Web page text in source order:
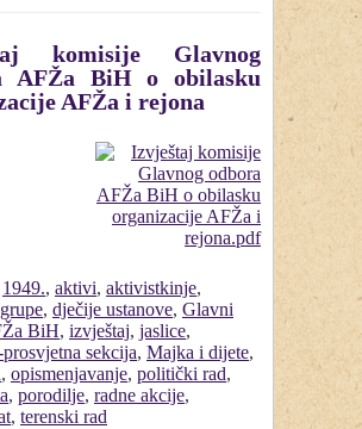
komisije Glavnog
AFŽa BiH o obilasku
AFŽa i rejona
1949., aktivi, aktivistkinje,
, dječije ustanove, Glavni
BiH, izvještaj, jaslice,
sekcija, Majka i dijete,
, opismenjavanje, politički rad,
, porodilje, radne akcije,
, terenski rad